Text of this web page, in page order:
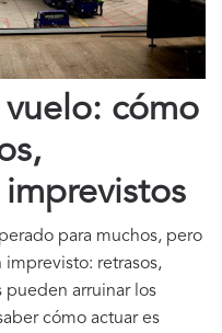
cómo
para muchos, pero
retrasos,
pueden arruinar los
cómo actuar es